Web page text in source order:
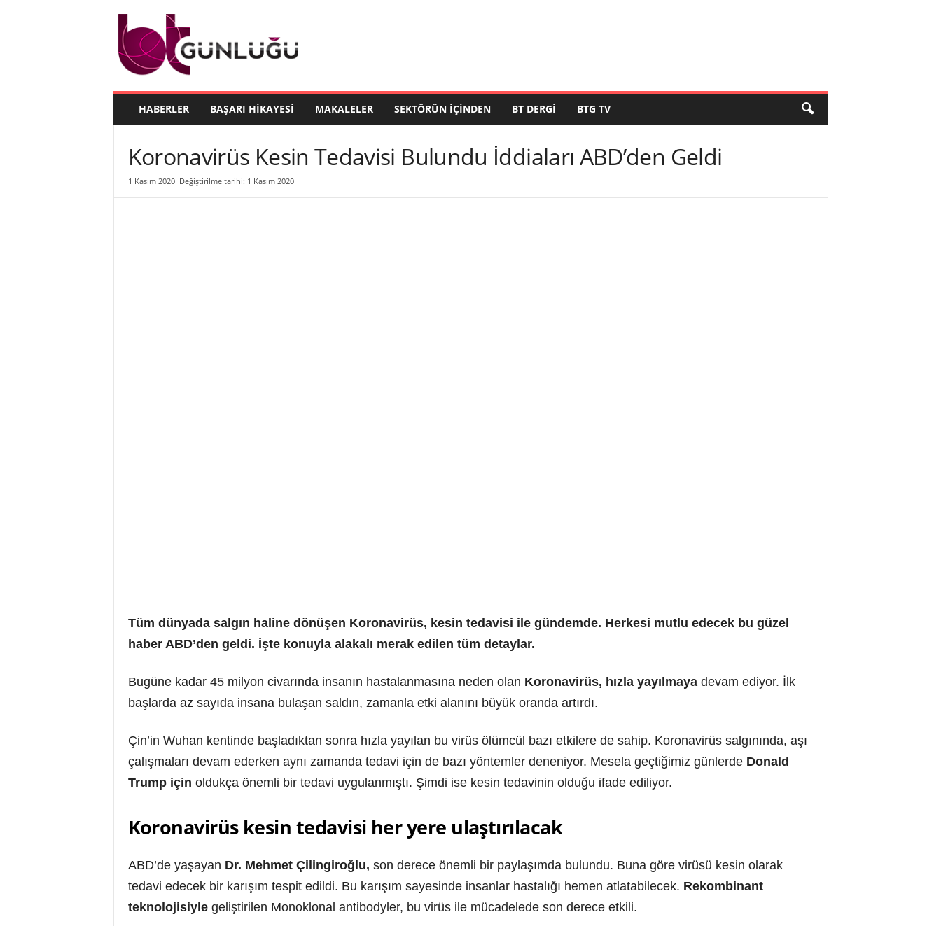
B
HABERLER BAŞARI HIKAYESI MAKALELER SEKTÖRÜN İÇINDEN BT DERGI BTG TV
Koronavirüs Kesin Tedavisi Bulundu İddiaları ABD’den Geldi
1 Kasım 2020 Değiştirilme tarihi: 1 Kasım 2020
Tüm dünyada salgın haline dönüşen Koronavirüs, kesin tedavisi ile gündemde. Herkesi mutlu edecek bu güzel
haber ABD’den geldi. İşte konuyla alakalı merak edilen tüm detaylar.
Bugüne kadar 45 milyon civarında insanın hastalanmasına neden olan Koronavirüs, hızla yayılmayadevam ediyor. İlk
başlarda az sayıda insana bulaşan saldın, zamanla etki alanını büyük oranda artırdı.
Çin’in Wuhan kentinde başladıktan sonra hızla yayılan bu virüs ölümcül bazı etkilere de sahip. Koronavirüs salgınında, aşı
çalışmaları devam ederken aynı zamanda tedavi için de bazı yöntemler deneniyor. Mesela geçtiğimiz günlerde Donald
Trump için oldukça önemli bir tedavi uygulanmıştı. Şimdi ise kesin tedavinin olduğu ifade ediliyor.
Koronavirüs kesin tedavisi her yere ulaştırılacak
ABD’de yaşayan Dr. Mehmet Çilingiroğlu, son derece önemli bir paylaşımda bulundu. Buna göre virüsü kesin olarak
tedavi edecek bir karışım tespit edildi. Bu karışım sayesinde insanlar hastalığı hemen atlatabilecek. Rekombinant
teknolojisiylegeliştirilen Monoklonal antibodyler, bu virüs ile mücadelede son derece etkili.